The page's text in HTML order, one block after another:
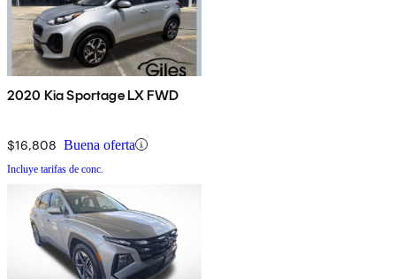
2020 Kia Sportage LX FWD
$16,808 Buena oferta
Incluye tarifas de conc.